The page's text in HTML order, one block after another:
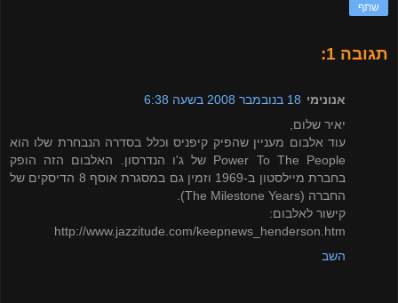
שתף
תגובה 1:
אנונימי 18 בנובמבר 2008 בשעה 6:38
יאיר שלום,
עוד אלבום מעניין שהפיק קיפניס וכלל בסדרה הנבחרת שלו הוא
Power To The People של ג'ו הנדרסון. האלבום הזה הופק
בחברת מיילסטון ב-1969 וזמין גם במסגרת אוסף 8 הדיסקים של
החברה (The Milestone Years).
קישור לאלבום:
http://www.jazzitude.com/keepnews_henderson.htm
השב